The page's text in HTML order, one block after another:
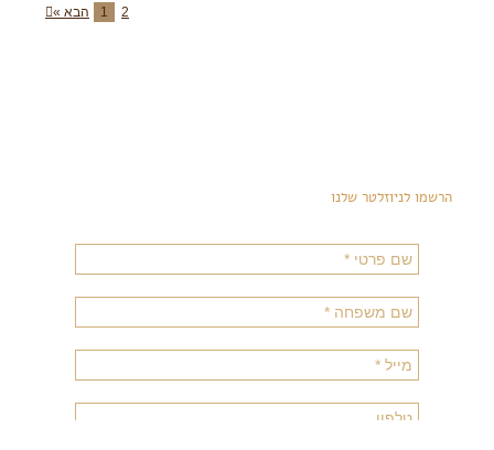
1 2 הבא »
הרשמו לניוזלטר שלנו